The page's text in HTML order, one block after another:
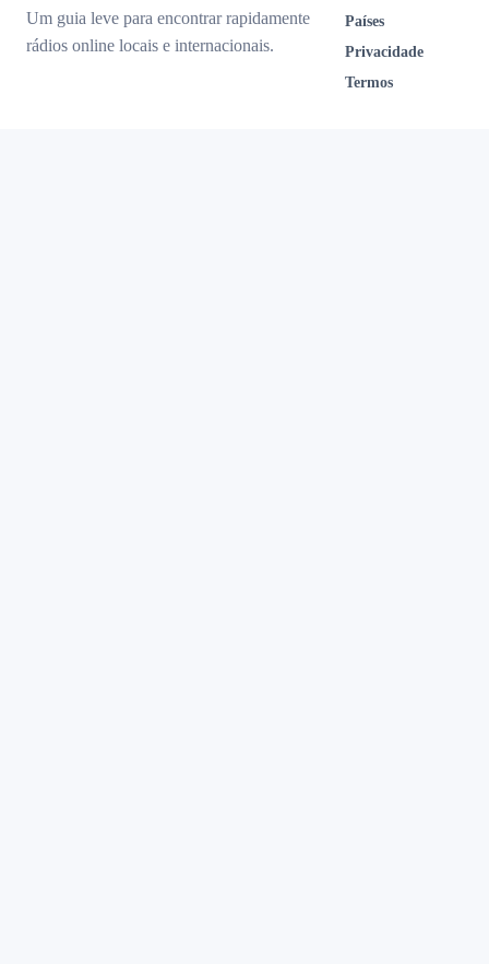
Um guia leve para encontrar rapidamente
rádios online locais e internacionais.
Países
Privacidade
Termos